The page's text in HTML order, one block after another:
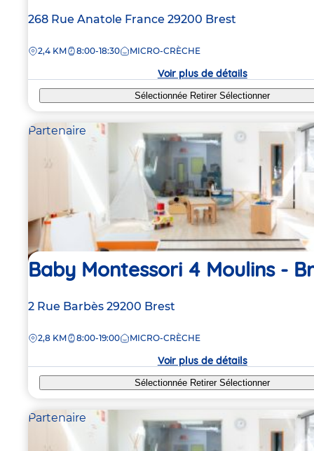
Adresse
la
268 Rue Anatole France 29200 Brest
DISTANCE
2,4 KM 8:00-18:30 MICRO-CRÈCHE
Voir plus de détails
Sélectionnée RetirerSélectionner
Partenaire
Baby Montessori 4 Moulins -
Adresse
la
2 Rue Barbès 29200 Brest
DISTANCE
2,8 KM 8:00-19:00 MICRO-CRÈCHE
Voir plus de détails
Sélectionnée RetirerSélectionner
Partenaire